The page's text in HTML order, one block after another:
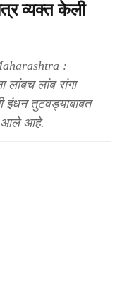
व्यक्त केली
:
लांबच लांब रांगा
इंधन तुटवड्याबाबत
आले आहे.